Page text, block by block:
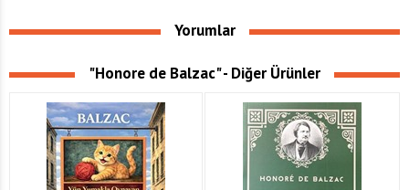
Yorumlar
"Honore de Balzac" - Diğer Ürünler